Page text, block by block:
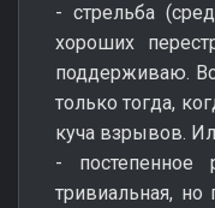
- стрельба
хороших
поддерживаю.
только тогда,
куча взрывов.
- постепенное
тривиальная,